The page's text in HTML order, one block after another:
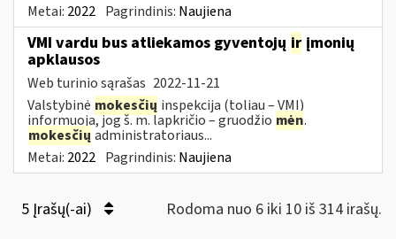
Metai: 2022 Pagrindinis: Naujiena
VMI vardu bus atliekamos gyventojų ir įmonių
apklausos
Web turinio sąrašas 2022-11-21
Valstybinė mokesčių inspekcija (toliau – VMI)
informuoja, jog š. m. lapkričio – gruodžio mėn.
mokesčių administratoriaus...
Metai: 2022 Pagrindinis: Naujiena
5 Įrašų(-ai) Rodoma nuo 6 iki 10 iš 314 irašų.